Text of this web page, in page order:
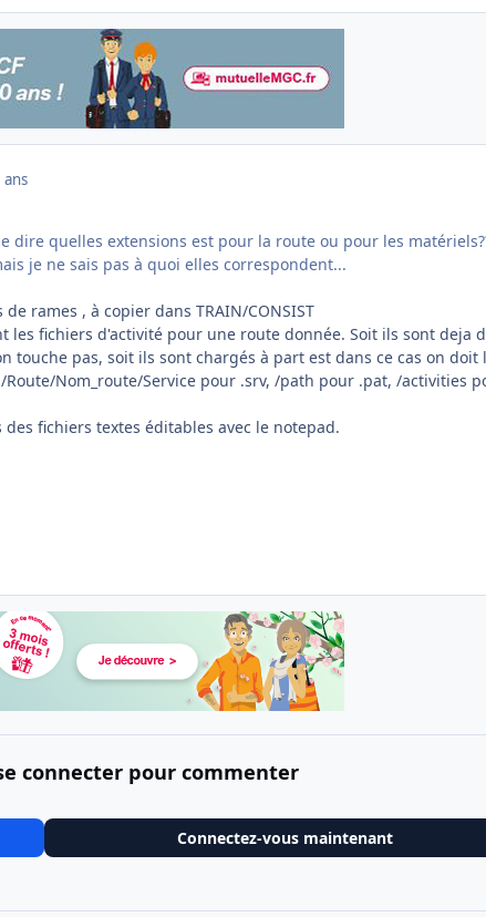
ans
dire quelles extensions est pour la route ou pour les
je ne sais pas à quoi elles correspondent...
rames , à copier dans TRAIN/CONSIST
les fichiers d'activité pour une route donnée. Soit ils sont deja
touche pas, soit ils sont chargés à part est dans ce cas on doit
Route/Nom_route/Service pour .srv, /path pour .pat, /activities
des fichiers textes éditables avec le notepad.
connecter pour commenter
Connectez-vous maintenant